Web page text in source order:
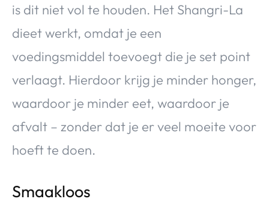
is dit niet vol te houden. Het Shangri-La
dieet werkt, omdat je een
voedingsmiddel toevoegt die je set point
verlaagt. Hierdoor krijg je minder honger,
waardoor je minder eet, waardoor je
afvalt – zonder dat je er veel moeite voor
hoeft te doen.
Smaakloos